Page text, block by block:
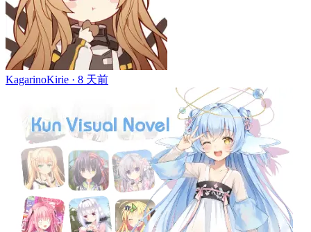
KagarinoKirie · 8 天前